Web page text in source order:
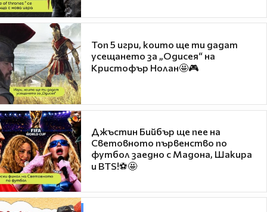
Топ 5 игри, които ще ти дадат
усещането за „Одисея“ на
Кристофър Нолан🤩🎮
Джъстин Бийбър ще пее на
Световното първенство по
футбол заедно с Мадона, Шакира
и BTS!⚽🤩